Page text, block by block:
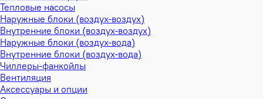
Тепловые насосы
Наружные блоки (воздух-воздух)
Внутренние блоки (воздух-воздух)
Наружные блоки (воздух-вода)
Внутренние блоки (воздух-вода)
Чиллеры-фанкойлы
Вентиляция
Аксессуары и опции